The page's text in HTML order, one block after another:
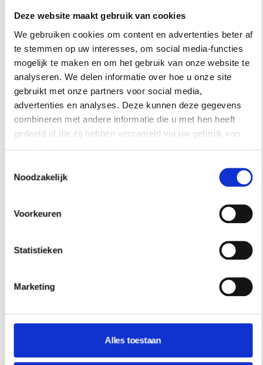
Deze website maakt gebruik van cookies
We gebruiken cookies om content en advertenties beter af
te stemmen op uw interesses, om social media-functies
mogelijk te maken en om het gebruik van onze website te
analyseren. We delen informatie over hoe u onze site
gebruikt met onze partners voor social media,
advertenties en analyses. Deze kunnen deze gegevens
combineren met andere informatie die u met hen heeft
gedeeld of die zij hebben verzameld via uw gebruik van
Noodzakelijk
Voorkeuren
Statistieken
Marketing
Alles toestaan
FAVORIETEN VAN ARCHITECT SABRINA
BIGNAMI
De stad waar architect Sabrina Bignami verliefd op
werd. Een hotel met een verrassend uitzicht staat op
haar lijst, net als de plekken die ze zelf telkens weer
opzoekt.